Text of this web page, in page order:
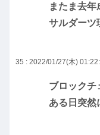
またま去年
サルダーツ
35 : 2022/01/27(木)
ブロックチ
ある日突然